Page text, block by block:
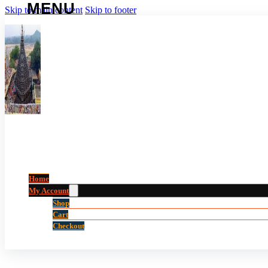
Skip to main content Skip to footer
Home
My Account
Shop
Cart
Checkout